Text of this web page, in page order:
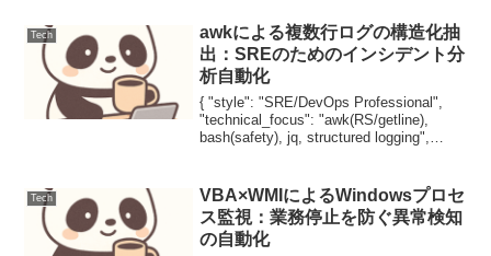
きない環境や、O...
Tech
awkによる複数行ログの構造化抽
出：SREのためのインシデント分
析自動化
{ "style": "SRE/DevOps Professional",
"technical_focus": "awk(RS/getline),
bash(safety), jq, structured logging",
Tech
VBA×WMIによるWindowsプロセ
ス監視：業務停止を防ぐ異常検知
の自動化